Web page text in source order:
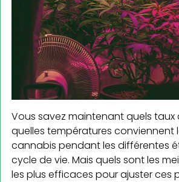
Vous savez maintenant quels taux
quelles températures conviennent
cannabis pendant les différentes
cycle de vie. Mais quels sont les
les plus efficaces pour ajuster ces